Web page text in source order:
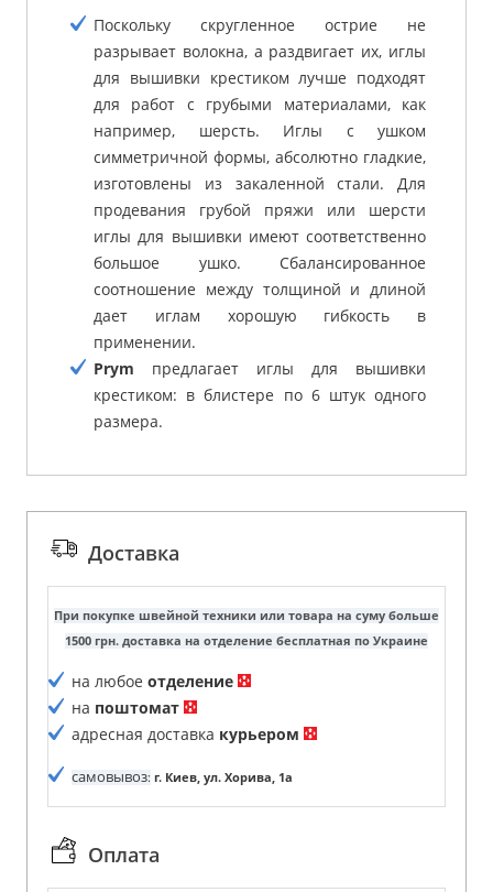
Поскольку скругленное острие не
разрывает волокна, а раздвигает их, иглы
для вышивки крестиком лучше подходят
для работ с грубыми материалами, как
например, шерсть. Иглы с ушком
симметричной формы, абсолютно гладкие,
изготовлены из закаленной стали. Для
продевания грубой пряжи или шерсти
иглы для вышивки имеют соответственно
большое ушко. Сбалансированное
соотношение между толщиной и длиной
дает иглам хорошую гибкость в
применении.
Prym предлагает иглы для вышивки
крестиком: в блистере по 6 штук одного
размера.
Доставка
При покупке швейной техники или товара на суму больше
1500 грн. доставка на отделение бесплатная по Украине
на любое отделение
на поштомат
адресная доставка курьером
самовывоз: г. Киев, ул. Хорива, 1а
Оплата